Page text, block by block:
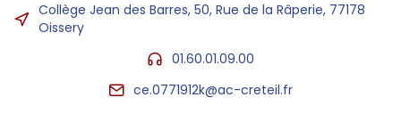
Collège Jean des Barres, 50, Rue de la Râperie, 77178
Oissery
01.60.01.09.00
ce.0771912k@ac-creteil.fr